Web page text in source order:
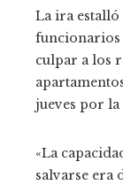
La ira estalló
funcionarios
culpar a los
jueves por la
«La
salvarse era